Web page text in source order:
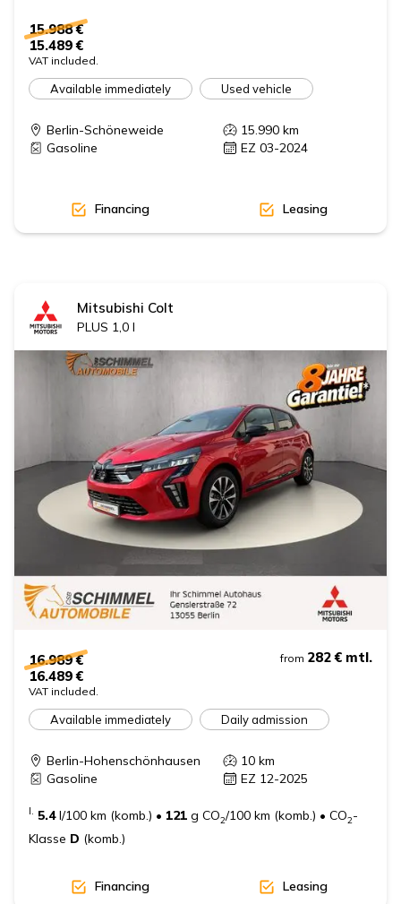
15.988 €
15.489 €
VAT included.
Available immediately Used vehicle
Berlin-Schöneweide 15.990 km
Gasoline
EZ 03-2024
Financing Leasing
Mitsubishi Colt
PLUS 1,0 l
16.989 €
16.489 €
VAT included.
from 282 € mtl.
Available immediately Daily admission
Berlin-Hohenschönhausen 10 km
Gasoline
EZ 12-2025
I. 5.4 l/100 km (komb.) • 121 g CO2/100 km (komb.) • CO2-
Klasse D (komb.)
Financing Leasing